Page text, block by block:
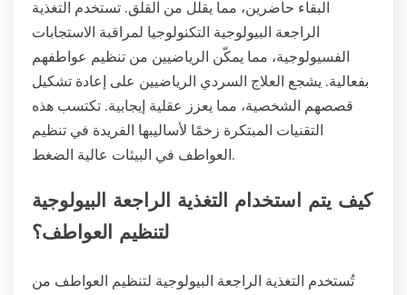
البقاء حاضرين، مما يقلل من القلق. تستخدم التغذية
الراجعة البيولوجية التكنولوجيا لمراقبة الاستجابات
الفسيولوجية، مما يمكّن الرياضيين من تنظيم عواطفهم
بفعالية. يشجع العلاج السردي الرياضيين على إعادة تشكيل
قصصهم الشخصية، مما يعزز عقلية إيجابية. تكتسب هذه
التقنيات المبتكرة زخمًا لأساليبها الفريدة في تنظيم
العواطف في البيئات عالية الضغط.
كيف يتم استخدام التغذية الراجعة البيولوجية
لتنظيم العواطف؟
تُستخدم التغذية الراجعة البيولوجية لتنظيم العواطف من